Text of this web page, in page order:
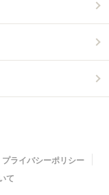
プライバシーポリシー
て